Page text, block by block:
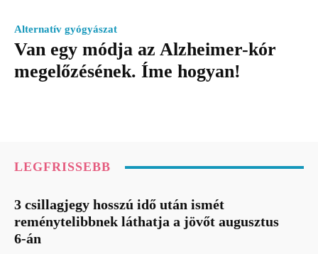
Alternatív gyógyászat
Van egy módja az Alzheimer-kór
megelőzésének. Íme hogyan!
LEGFRISSEBB
3 csillagjegy hosszú idő után ismét
reménytelibbnek láthatja a jövőt augusztus
6-án